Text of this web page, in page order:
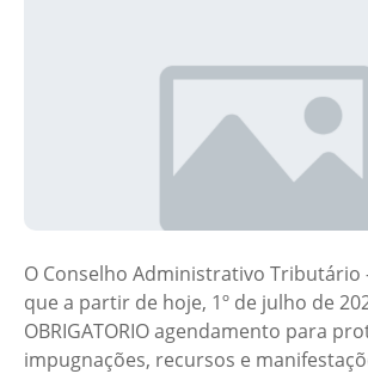
O Conselho Administrativo Tributário
que a partir de hoje, 1º de julho de
OBRIGATORIO agendamento para
impugnações, recursos e